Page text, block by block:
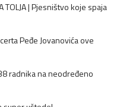
TOLJA | Pjesništvo koje spaja
Peđe Jovanovića ove
radnika na neodređeno